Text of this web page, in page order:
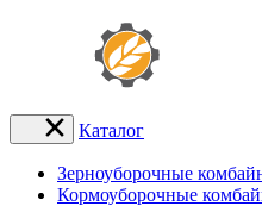
Каталог
Зерноуборочные
Кормоуборочные